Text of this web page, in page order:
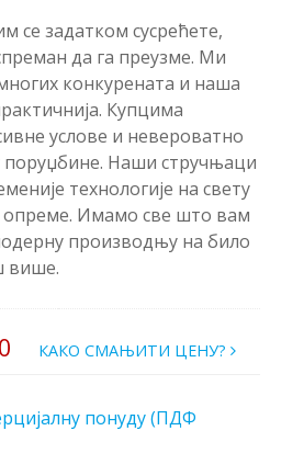
се задатком сусрећете,
да га преузме. Ми
конкурената и наша
Купцима
услове и невероватно
поруџбине. Наши стручњаци
технологије на свету
опреме. Имамо све што вам
производњу на било
више.
КАКО СМАЊИТИ ЦЕНУ?
понуду (ПДФ